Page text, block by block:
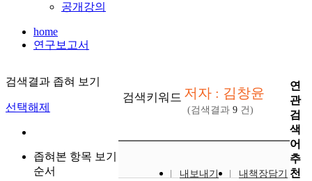
공개강의
home
연구보고서
검색결과 좁혀 보기
선택해제
좁혀본 항목 보기
순서
검색키워드 저자 : 김창윤
(검색결과 9 건)
내보내기
내책장담기
연
관
검
색
어
추
천